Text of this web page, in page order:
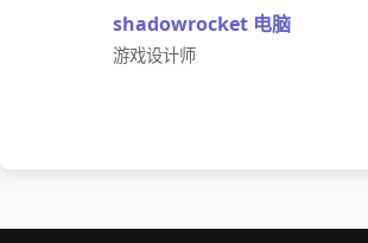
shadowrocket 电脑
游戏设计师